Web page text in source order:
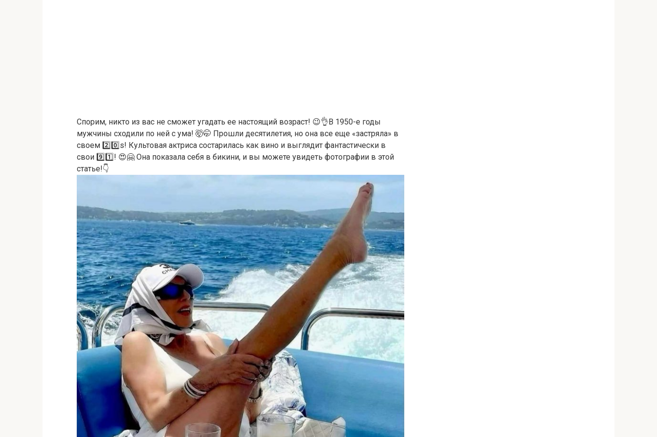
Спорим, никто из вас не сможет угадать ее настоящий возраст! 😉👌В 1950-е годы
мужчины сходили по ней с ума! 🤯🤭 Прошли десятилетия, но она все еще «застряла» в
своем 2️⃣0️⃣s! Культовая актриса состарилась как вино и выглядит фантастически в
свои 9️⃣1️⃣! 😍🤗 Она показала себя в бикини, и вы можете увидеть фотографии в этой
статье!👇